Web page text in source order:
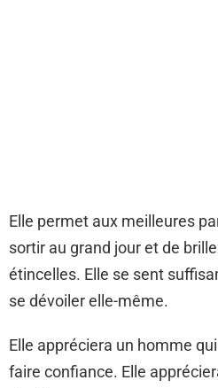
Elle permet aux meilleures
sortir au grand jour et de
étincelles. Elle se sent
se dévoiler elle-même.
Elle appréciera un homme
faire confiance. Elle